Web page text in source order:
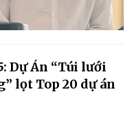
Dự Án “Túi lưới
lọt Top 20 dự án